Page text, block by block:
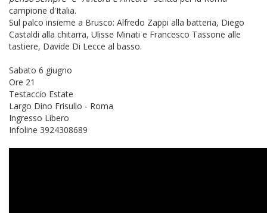
campione d'Italia.
Sul palco insieme a Brusco: Alfredo Zappi alla batteria, Diego
Castaldi alla chitarra, Ulisse Minati e Francesco Tassone alle
tastiere, Davide Di Lecce al basso.
Sabato 6 giugno
Ore 21
Testaccio Estate
Largo Dino Frisullo - Roma
Ingresso Libero
Infoline 3924308689